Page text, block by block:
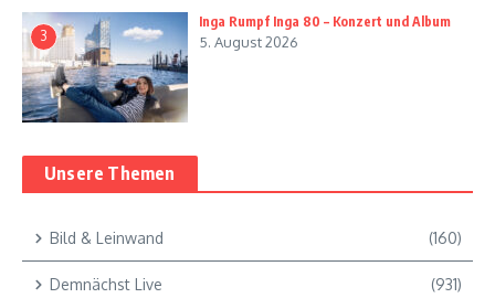
3
Inga Rumpf Inga 80 – Konzert und Album
5. August 2026
Unsere Themen
Bild & Leinwand (160)
Demnächst Live (931)